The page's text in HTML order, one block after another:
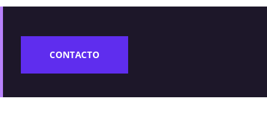
CONTACTO